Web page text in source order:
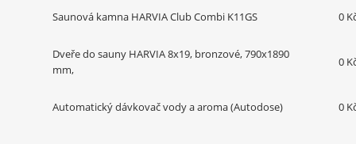
Saunová kamna HARVIA Club Combi K11GS 0
Dveře do sauny HARVIA 8x19, bronzové, 790x1890
mm,
0
Automatický dávkovač vody a aroma (Autodose) 0